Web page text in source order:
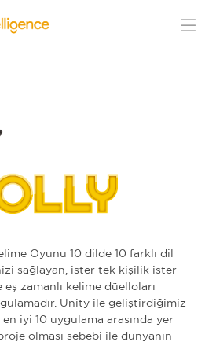
Oyunu 10 dilde 10 farklı dil
sağlayan, ister tek kişilik ister
eş zamanlı kelime düelloları
Unity ile geliştirdiğimiz
en iyi 10 uygulama arasında yer
olması sebebi ile dünyanın